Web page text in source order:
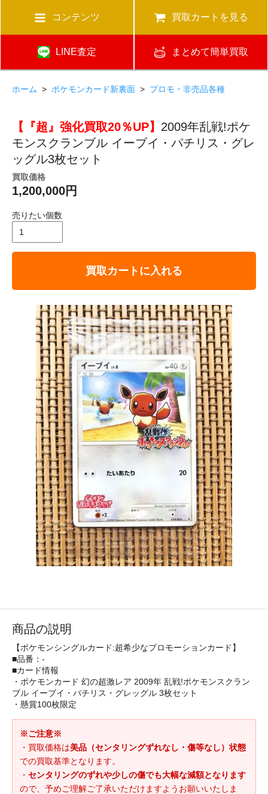
コンテンツ 買取カートを見る
LINE査定 まとめて簡単買取
ホーム > ポケモンカード新裏面 > プロモ・非売品各種
【『超』強化買取20％UP】 2009年乱戦!ポケ
モンスクランブル イーブイ・パチリス・グレ
ッグル3枚セット
買取価格
1,200,000円
売りたい個数
買取カートに入れる
商品の説明
【ポケモンシングルカード:超希少なプロモーションカード】
■品番：-
■カード情報
・ポケモンカード 幻の超激レア 2009年 乱戦!ポケモンスクラン
ブル イーブイ・パチリス・グレッグル 3枚セット
・懸賞100枚限定
※ご注意※
・買取価格は美品（センタリングずれなし・傷等なし）状態
での買取基準となります。
・ センタリングのずれや少しの傷でも大幅な減額となります
ので、予めご理解ご了承いただけますようお願いいたしま